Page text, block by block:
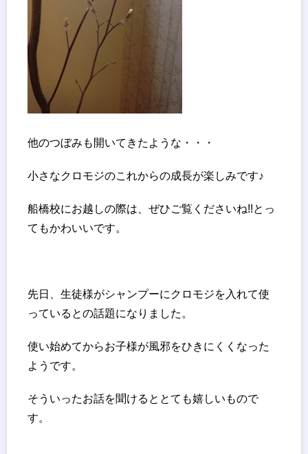
他のつぼみも開いてきたような・・・
小さなクロモジのこれからの成長が楽しみです♪
船橋校にお越しの際は、ぜひご覧くださいね!!とっ
てもかわいいです。
先日、生徒様がシャンプーにクロモジを入れて使
っているとの話題になりました。
使い始めてからお子様が風邪をひきにくくなった
ようです。
そういったお話を聞けるととても嬉しいもので
す。